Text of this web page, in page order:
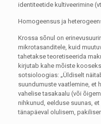
identiteetide kultiveerimine
Homogeensus ja
Krossa sõnul on
mikrotasanditele, kuid
tahetakse teoretiseerida
kirjutab kahe mõiste
sotsioloogias: „Üldiselt
suundumuste vaatlemine, et
vahelise tasakaalu (või
nihkunud, eelduse suunas,
tänapäeval olulisem,